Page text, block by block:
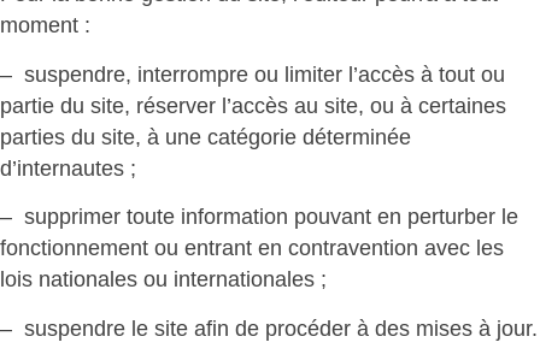
moment :
– suspendre, interrompre ou limiter l’accès à tout ou
partie du site, réserver l’accès au site, ou à certaines
parties du site, à une catégorie déterminée
d’internautes ;
– supprimer toute information pouvant en perturber le
fonctionnement ou entrant en contravention avec les
lois nationales ou internationales ;
– suspendre le site afin de procéder à des mises à jour.